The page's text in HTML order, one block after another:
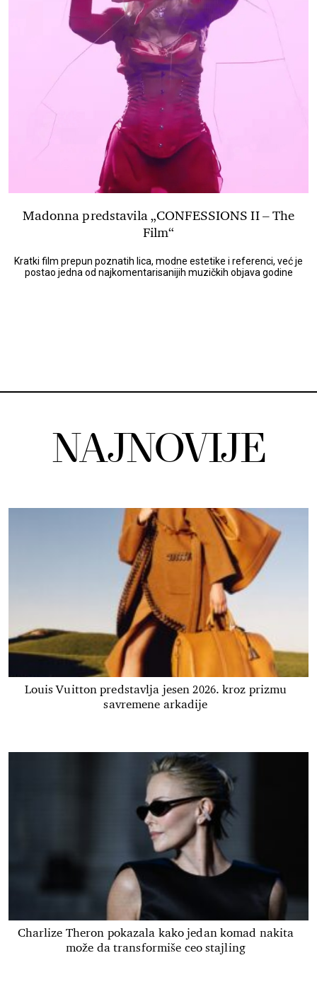
Madonna predstavila „CONFESSIONS II – The
Film“
Kratki film prepun poznatih lica, modne estetike i referenci, već je
postao jedna od najkomentarisanijih muzičkih objava godine
NAJNOVIJE
Louis Vuitton predstavlja jesen 2026. kroz prizmu
savremene arkadije
Charlize Theron pokazala kako jedan komad nakita
može da transformiše ceo stajling